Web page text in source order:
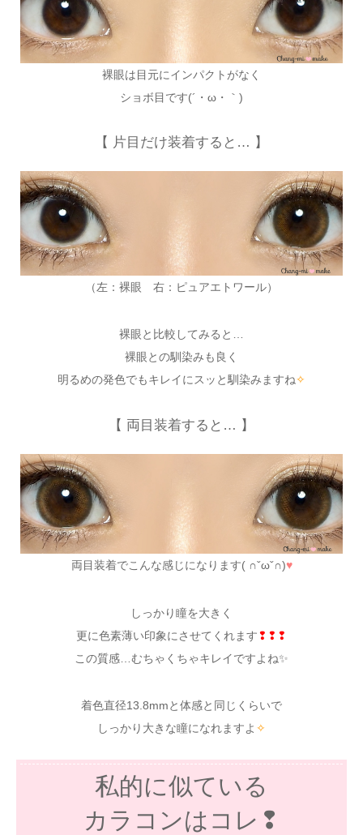
裸眼は目元にインパクトがなく
ショボ目です(´・ω・｀)
【 片目だけ装着すると… 】
（左：裸眼 右：ピュアエトワール）
裸眼と比較してみると…
裸眼との馴染みも良く
明るめの発色でもキレイにスッと馴染みますね✧
【 両目装着すると… 】
両目装着でこんな感じになります( ∩ˇωˇ∩)♥
しっかり瞳を大きく
更に色素薄い印象にさせてくれます❢❢❢
この質感…むちゃくちゃキレイですよね✨
着色直径13.8mmと体感と同じくらいで
しっかり大きな瞳になれますよ ✧
私的に似ている
カラコンはコレ❢